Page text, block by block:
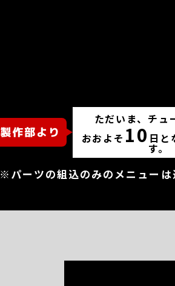
ただいま、チュ
おおよそ 10 日と
す。
※パーツの組込のみのメニュー